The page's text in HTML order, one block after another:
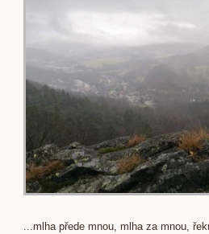
...mlha přede mnou, mlha za mnou,